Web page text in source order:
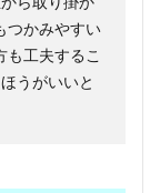
つかみやすい
も工夫するこ
うがいいと